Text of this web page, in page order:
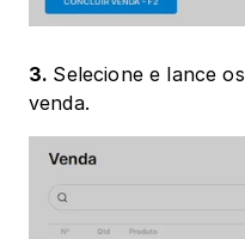
3. Selecione e lance os
venda.